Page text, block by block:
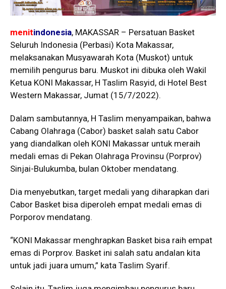
menitindonesia, MAKASSAR – Persatuan Basket
Seluruh Indonesia (Perbasi) Kota Makassar,
melaksanakan Musyawarah Kota (Muskot) untuk
memilih pengurus baru. Muskot ini dibuka oleh Wakil
Ketua KONI Makassar, H Taslim Rasyid, di Hotel Best
Western Makassar, Jumat (15/7/2022).
Dalam sambutannya, H Taslim menyampaikan, bahwa
Cabang Olahraga (Cabor) basket salah satu Cabor
yang diandalkan oleh KONI Makassar untuk meraih
medali emas di Pekan Olahraga Provinsu (Porprov)
Sinjai-Bulukumba, bulan Oktober mendatang.
Dia menyebutkan, target medali yang diharapkan dari
Cabor Basket bisa diperoleh empat medali emas di
Porporov mendatang.
“KONI Makassar menghrapkan Basket bisa raih empat
emas di Porprov. Basket ini salah satu andalan kita
untuk jadi juara umum,” kata Taslim Syarif.